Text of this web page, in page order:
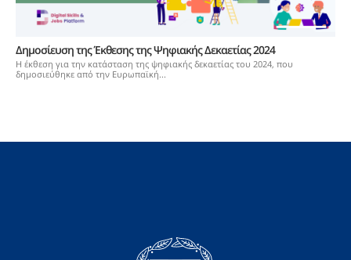
Δημoσίευση της Έκθεσης της Ψηφιακής Δεκαετίας 2024
Η έκθεση για την κατάσταση της ψηφιακής δεκαετίας του 2024, που
δημοσιεύθηκε από την Ευρωπαϊκή...